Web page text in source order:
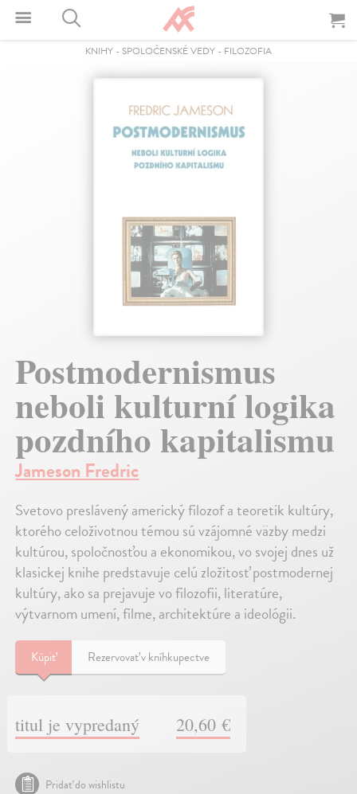
KNIHY - SPOLOČENSKÉ VEDY - FILOZOFIA
Postmodernismus
neboli kulturní logika
pozdního kapitalismu
Jameson Fredric
Svetovo preslávený americký filozof a teoretik kultúry,
ktorého celoživotnou témou sú vzájomné väzby medzi
kultúrou, spoločnosťou a ekonomikou, vo svojej dnes už
klasickej knihe predstavuje celú zložitosť postmodernej
kultúry, ako sa prejavuje vo filozofii, literatúre,
výtvarnom umení, filme, architektúre a ideológii.
Kúpiť Rezervovať v kníhkupectve
titul je vypredaný 20,60 €
Pridať do wishlistu